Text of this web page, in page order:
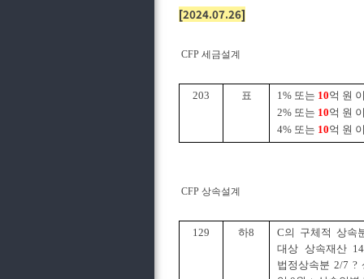
[2024.07.26]
CFP 세금설계
203 표 1% 또는 10억 원
2% 또는 10억 원
4% 또는 10억 원
CFP 상속설계
129 하8
C의 구체적 상속
대상 상속재산
법정상속분 2/7 ?